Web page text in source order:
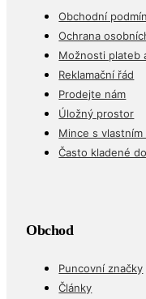
Obchodní
Ochrana
Možnosti plateb
Reklamační řád
Prodejte nám
Úložný prostor
Mince s vlastním
Často kladené
Obchod
Puncovní značky
Články